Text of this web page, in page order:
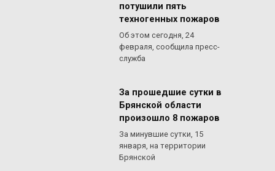
потушили пять
техногенных пожаров
Об этом сегодня, 24
февраля, сообщила пресс-
служба
За прошедшие сутки в
Брянской области
произошло 8 пожаров
За минувшие сутки, 15
января, на территории
Брянской